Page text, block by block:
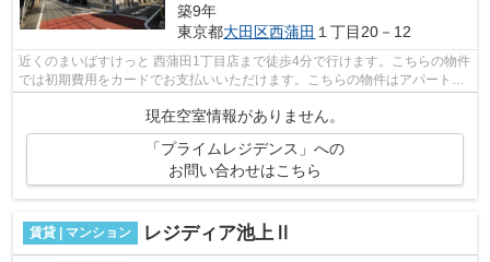
築9年
東京都大田区西蒲田 １丁目20－12
近くのまいばすけっと 西蒲田1丁目店まで徒歩4分で行けます。こちらの物件
では初期費用をカードでお支払いいただけます。こちらの物件はアパートで
す。物件の周辺に駅が2つあり、よく...
現在空室情報がありません。
「プライムレジデンス」への
お問い合わせはこちら
賃貸 | マンション レジディア池上Ⅱ